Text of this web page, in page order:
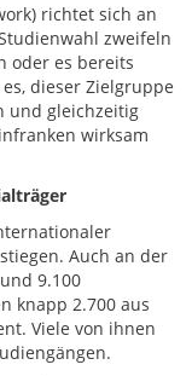
richtet sich an
zweifeln
oder es bereits
dieser Zielgruppe
und gleichzeitig
wirksam
Auch an der
9.100
knapp 2.700 aus
Viele von ihnen